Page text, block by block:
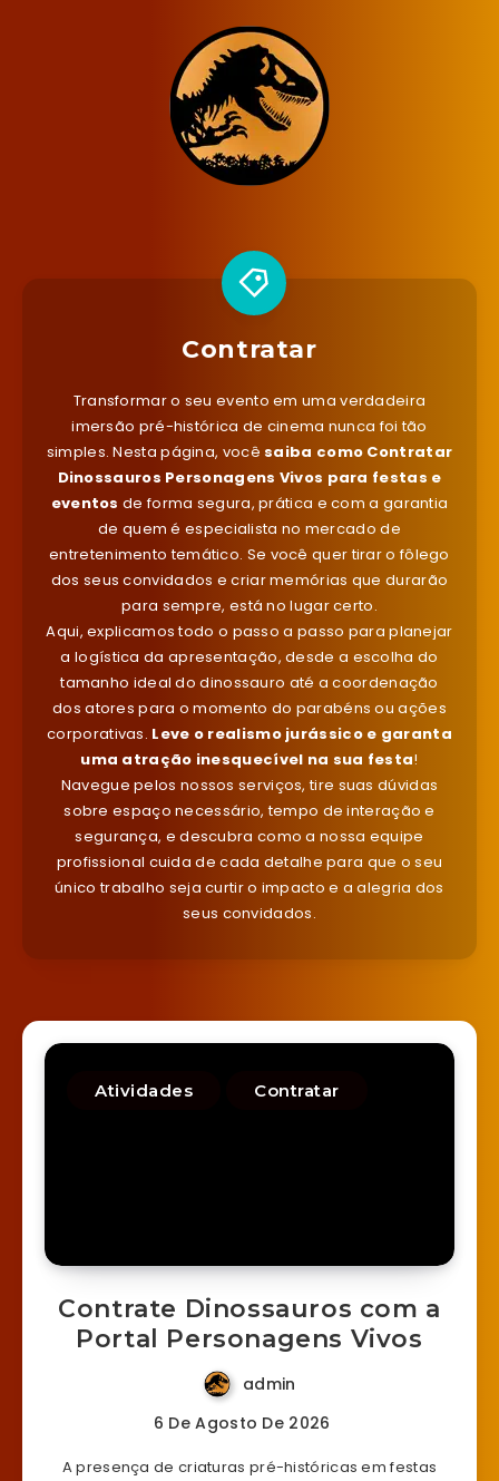
Contratar
Transformar o seu evento em uma verdadeira
imersão pré-histórica de cinema nunca foi tão
simples. Nesta página, você saiba como Contratar
Dinossauros Personagens Vivos para festas e
eventos de forma segura, prática e com a garantia
de quem é especialista no mercado de
entretenimento temático. Se você quer tirar o fôlego
dos seus convidados e criar memórias que durarão
para sempre, está no lugar certo.
Aqui, explicamos todo o passo a passo para planejar
a logística da apresentação, desde a escolha do
tamanho ideal do dinossauro até a coordenação
dos atores para o momento do parabéns ou ações
corporativas. Leve o realismo jurássico e garanta
uma atração inesquecível na sua festa!
Navegue pelos nossos serviços, tire suas dúvidas
sobre espaço necessário, tempo de interação e
segurança, e descubra como a nossa equipe
profissional cuida de cada detalhe para que o seu
único trabalho seja curtir o impacto e a alegria dos
seus convidados.
Atividades Contratar
Contrate Dinossauros com a
Portal Personagens Vivos
admin
6 De Agosto De 2026
A presença de criaturas pré-históricas em festas